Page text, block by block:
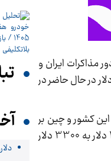
مذاکرات ایران و
سقوط کرده است. قیمت دلار در حال حاضر در
کشور و چین بر
سر تعرفه‌های تجاری دو کشور انجام شود. این خبر، هفته گذشته قیمت اونس جهانی طلا را ریزشی کرد و قیمت را از 3500 دلار به 3300 دلار